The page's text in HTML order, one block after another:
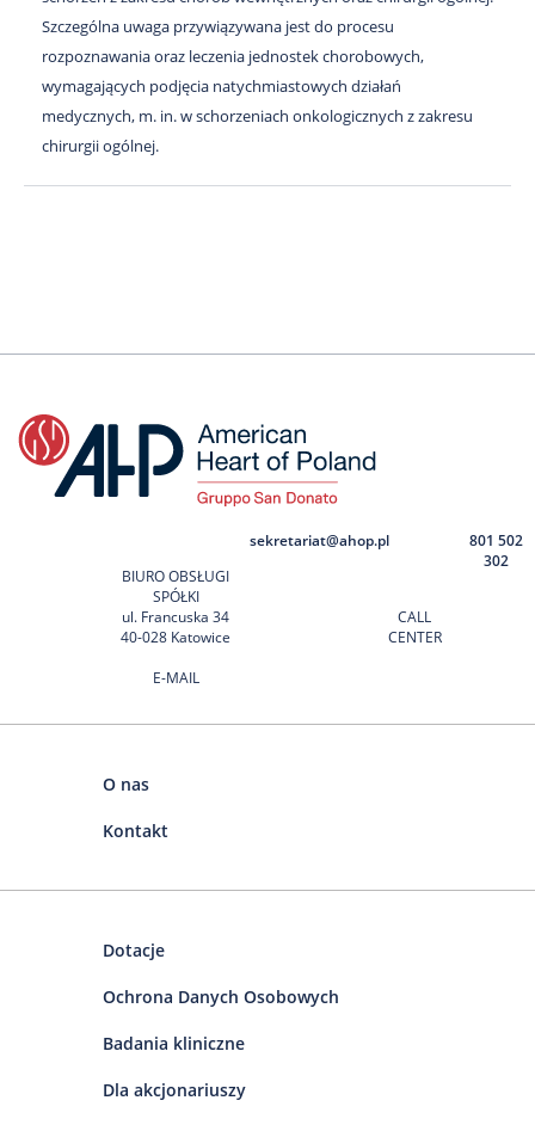
Szczególna uwaga przywiązywana jest do procesu
rozpoznawania oraz leczenia jednostek chorobowych,
wymagających podjęcia natychmiastowych działań
medycznych, m. in. w schorzeniach onkologicznych z zakresu
chirurgii ogólnej.
BIURO OBSŁUGI
SPÓŁKI
ul. Francuska 34
40-028 Katowice
E-MAIL
sekretariat@ahop.pl
CALL
CENTER
801 502
302
O nas
Kontakt
Dotacje
Ochrona Danych Osobowych
Badania kliniczne
Dla akcjonariuszy